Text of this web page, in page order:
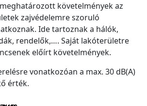
követelmények az
zajvédelemre szoruló
Ide tartoznak a hálók,
rendelők,…. Saját lakóterületre
előírt követelmények.
vonatkozóan a max. 30 dB(A)
érték.